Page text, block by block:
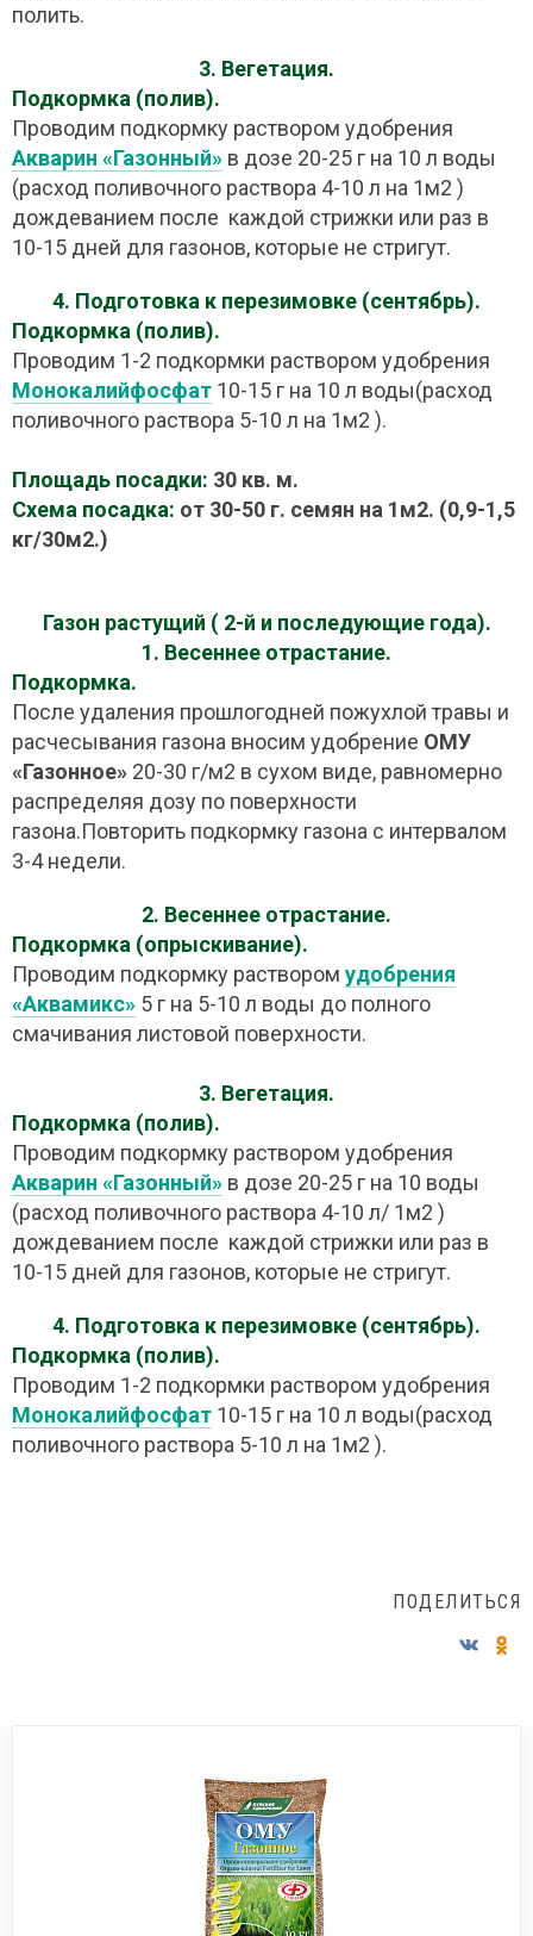
полить.
3. Вегетация.
Подкормка (полив).
Проводим подкормку раствором удобрения
Акварин «Газонный» в дозе 20-25 г на 10 л воды
(расход поливочного раствора 4-10 л на 1м2 )
дождеванием после каждой стрижки или раз в
10-15 дней для газонов, которые не стригут.
4. Подготовка к перезимовке (сентябрь).
Подкормка (полив).
Проводим 1-2 подкормки раствором удобрения
Монокалийфосфат 10-15 г на 10 л воды(расход
поливочного раствора 5-10 л на 1м2 ).
Площадь посадки: 30 кв. м.
Схема посадка: от 30-50 г. семян на 1м2. (0,9-1,5
кг/30м2.)
Газон растущий ( 2-й и последующие года).
1. Весеннее отрастание.
Подкормка.
После удаления прошлогодней пожухлой травы и
расчесывания газона вносим удобрение ОМУ
«Газонное» 20-30 г/м2 в сухом виде, равномерно
распределяя дозу по поверхности
газона.Повторить подкормку газона с интервалом
3-4 недели.
2. Весеннее отрастание.
Подкормка (опрыскивание).
Проводим подкормку раствором удобрения
«Аквамикс» 5 г на 5-10 л воды до полного
смачивания листовой поверхности.
3. Вегетация.
Подкормка (полив).
Проводим подкормку раствором удобрения
Акварин «Газонный» в дозе 20-25 г на 10 воды
(расход поливочного раствора 4-10 л/ 1м2 )
дождеванием после каждой стрижки или раз в
10-15 дней для газонов, которые не стригут.
4. Подготовка к перезимовке (сентябрь).
Подкормка (полив).
Проводим 1-2 подкормки раствором удобрения
Монокалийфосфат 10-15 г на 10 л воды(расход
поливочного раствора 5-10 л на 1м2 ).
ПОДЕЛИТЬСЯ